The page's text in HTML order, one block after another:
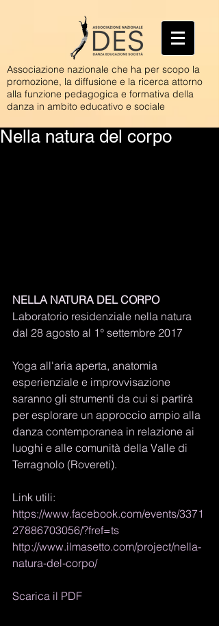
Associazione nazionale che ha per scopo la
promozione, la diffusione e la ricerca attorno
alla funzione pedagogica e formativa della
danza in ambito educativo e sociale
Nella natura del corpo
NELLA NATURA DEL CORPO
Laboratorio residenziale nella natura
dal 28 agosto al 1° settembre 2017
Yoga all'aria aperta, anatomia
esperienziale e improvvisazione
saranno gli strumenti da cui si partirà
per esplorare un approccio ampio alla
danza contemporanea in relazione ai
luoghi e alle comunità della Valle di
Terragnolo (Rovereti).
Link utili:
https://www.facebook.com/events/3371
27886703056/?fref=ts
http://www.ilmasetto.com/project/nella-
natura-del-corpo/
Scarica il PDF